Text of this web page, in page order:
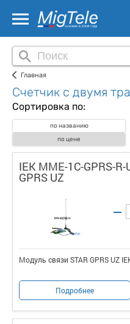
Главная
Счетчик с двумя
Сортировка по:
по названию
по цене
IEK MME-1C-GPRS-
GPRS UZ
Модуль связи STAR GPRS UZ
Подробнее